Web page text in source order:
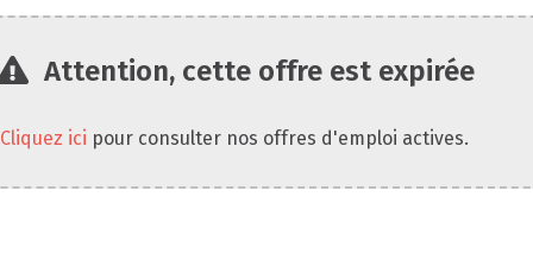
Attention, cette offre est expirée
Cliquez ici pour consulter nos offres d'emploi actives.